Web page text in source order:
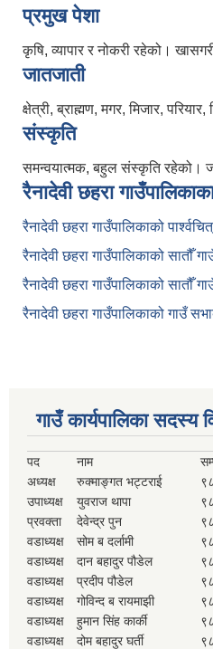
प्रमुख पेशा
कृषि, व्यापार र नोकरी रहेको।
जातजाती
क्षेत्री, ब्राह्मण, मगर, मिजार,
संस्कृति
समन्वयात्मक, बहुल संस्कृति रहेको।
रैनादेवी छहरा
रैनादेवी छहरा गाउँपालिकाको
रैनादेवी छहरा गाउँपालिकाको सातौँ
रैनादेवी छहरा गाउँपालिकाको सातौँ
रैनादेवी छहरा गाउँपालिकाको गाउँ
गाउँ कार्यपालिका सदस्य
पद नाम
अध्यक्ष
रुक्माङ्गत भट्टराई
उपाध्यक्ष
युवराज थापा
प्रवक्ता
देवेन्द्र पुन
वडाध्यक्ष
सोम ब दर्लामी
वडाध्यक्ष
दान बहादुर पौडेल
वडाध्यक्ष
प्रदीप पौडेल
वडाध्यक्ष
गोविन्द ब रायमाझी
वडाध्यक्ष
हुमान सिंह कार्की
वडाध्यक्ष
दोम बहादुर घर्ती